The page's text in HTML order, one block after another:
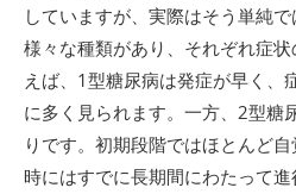
していますが、実際はそう単純
様々な種類があり、それぞれ症
えば、1型糖尿病は発症が早く、
に多く見られます。一方、2型糖
りです。初期段階ではほとんど
時にはすでに長期間にわたって